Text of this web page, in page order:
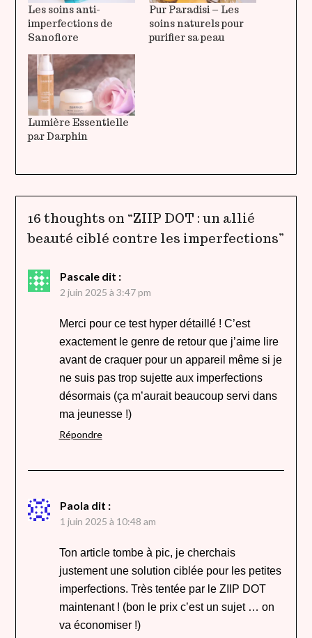
Les soins anti-
imperfections de
Sanoflore
Pur Paradisi – Les
soins naturels pour
purifier sa peau
Lumière Essentielle
par Darphin
16 thoughts on “ZIIP DOT : un allié
beauté ciblé contre les imperfections”
Pascale dit :
2 juin 2025 à 3:47 pm
Merci pour ce test hyper détaillé ! C’est
exactement le genre de retour que j’aime lire
avant de craquer pour un appareil même si je
ne suis pas trop sujette aux imperfections
désormais (ça m’aurait beaucoup servi dans
ma jeunesse !)
Répondre
Paola dit :
1 juin 2025 à 10:48 am
Ton article tombe à pic, je cherchais
justement une solution ciblée pour les petites
imperfections. Très tentée par le ZIIP DOT
maintenant ! (bon le prix c’est un sujet … on
va économiser !)